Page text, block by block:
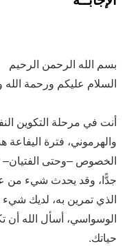
بسم الله الرحمن الرحيم
السلام عليكم ورحمة الله
أنت في مرحلة التكوين
والهرموني، فترة
الخصوص –وحتى الفتيان–
جدًّا، وقد يحدث شيء من
الذي تمرين به، لديك
الوسواسي، أسأل الله أن
حياتك.